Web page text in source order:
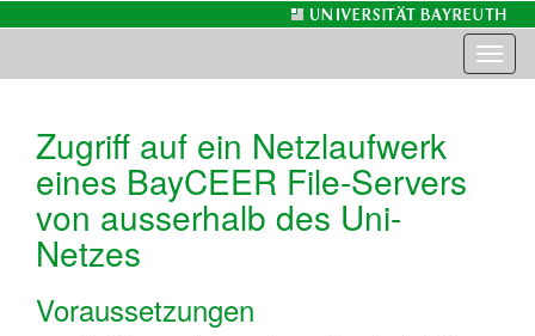
Zugriff auf ein Netzlaufwerk
eines BayCEER File-Servers
von ausserhalb des Uni-
Netzes
Voraussetzungen